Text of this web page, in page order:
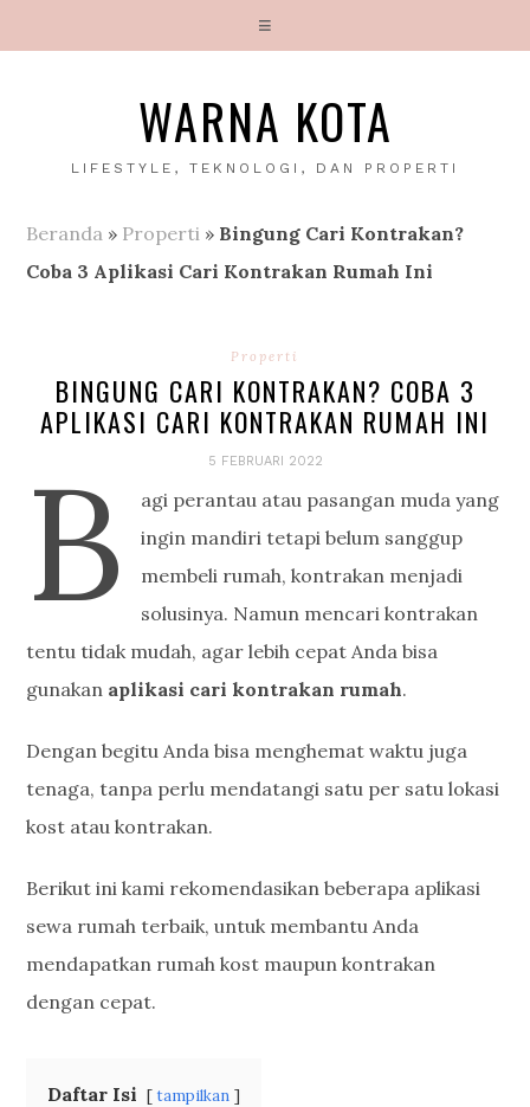
WARNA KOTA
LIFESTYLE, TEKNOLOGI, DAN PROPERTI
Beranda » Properti » Bingung Cari Kontrakan?
Coba 3 Aplikasi Cari Kontrakan Rumah Ini
Properti
BINGUNG CARI KONTRAKAN? COBA 3
APLIKASI CARI KONTRAKAN RUMAH INI
5 FEBRUARI 2022
B
agi perantau atau pasangan muda yang
ingin mandiri tetapi belum sanggup
membeli rumah, kontrakan menjadi
solusinya. Namun mencari kontrakan
tentu tidak mudah, agar lebih cepat Anda bisa
gunakan aplikasi cari kontrakan rumah.
Dengan begitu Anda bisa menghemat waktu juga
tenaga, tanpa perlu mendatangi satu per satu lokasi
kost atau kontrakan.
Berikut ini kami rekomendasikan beberapa aplikasi
sewa rumah terbaik, untuk membantu Anda
mendapatkan rumah kost maupun kontrakan
dengan cepat.
Daftar Isi tampilkan